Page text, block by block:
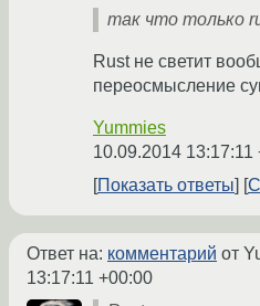
так что только
Rust не светит
переосмысление
Yummies
10.09.2014 13:17:11
Показать ответы
Ответ на: комментарий от
13:17:11 +00:00